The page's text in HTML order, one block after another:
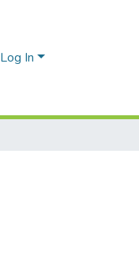
Log In